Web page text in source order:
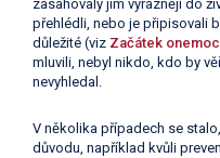
zasahovaly jim výrazněji do
přehlédli, nebo je připisovali
důležité (viz Začátek
mluvili, nebyl nikdo, kdo by
nevyhledal.
V několika případech se
důvodu, například kvůli